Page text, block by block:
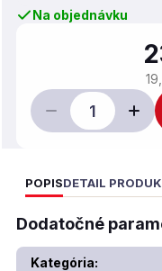
Na objednávku
POPISDETAIL
Dodatočné
Kategória: